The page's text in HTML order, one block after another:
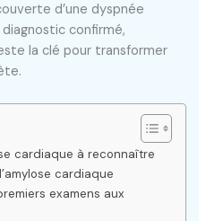
d’une dyspnée
diagnostic confirmé,
la clé pour transformer
cardiaque à reconnaître
cardiaque
examens aux